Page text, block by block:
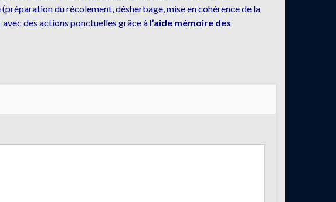
du récolement, désherbage, mise en cohérence de la
des actions ponctuelles grâce à l’aide mémoire des